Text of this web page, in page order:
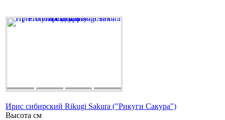
Ирис сибирский Rikugi Sakura ("Рикуги Сакура")
Высота см